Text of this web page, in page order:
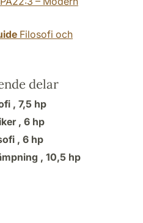
Filosofi och
delar
, 7,5 hp
, 6 hp
, 6 hp
, 10,5 hp